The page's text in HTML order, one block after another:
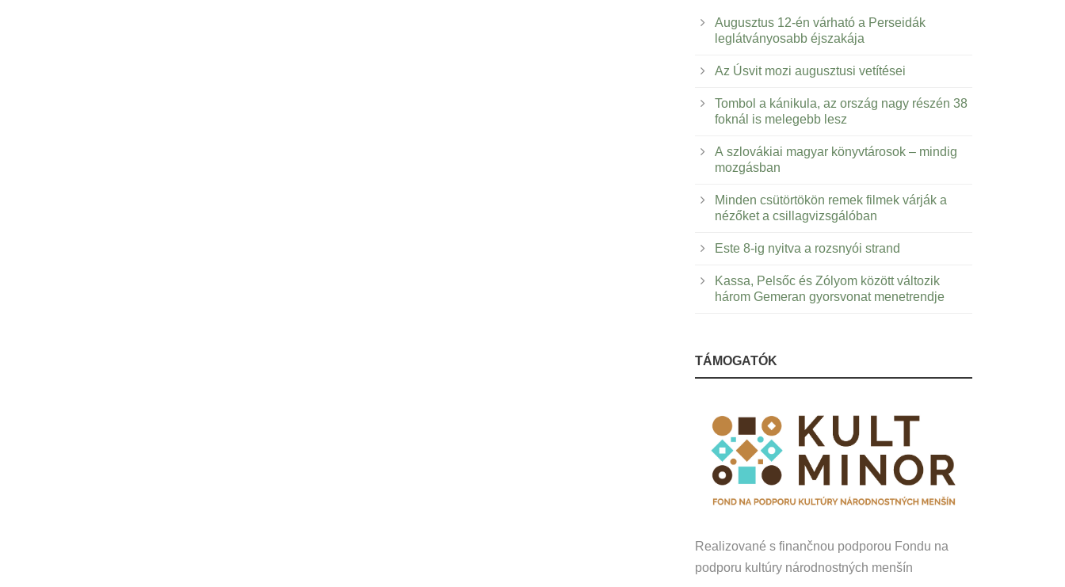
Augusztus 12-én várható a Perseidák
leglátványosabb éjszakája
Az Úsvit mozi augusztusi vetítései
Tombol a kánikula, az ország nagy részén 38
foknál is melegebb lesz
A szlovákiai magyar könyvtárosok – mindig
mozgásban
Minden csütörtökön remek filmek várják a
nézőket a csillagvizsgálóban
Este 8-ig nyitva a rozsnyói strand
Kassa, Pelsőc és Zólyom között változik
három Gemeran gyorsvonat menetrendje
TÁMOGATÓK
Realizované s finančnou podporou Fondu na
podporu kultúry národnostných menšín